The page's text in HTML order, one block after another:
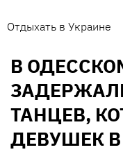
Отдыхать в Украине
В
ТАНЦЕВ,
ДЕВУШЕК